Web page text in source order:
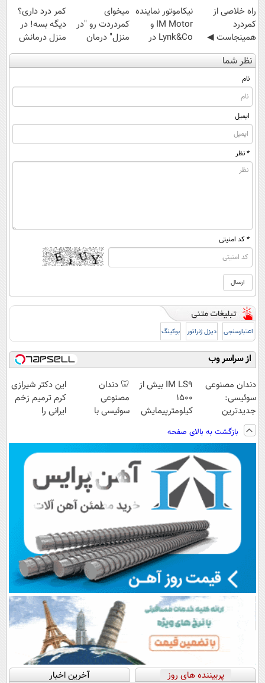
‌راه خلاصی از
کمردرد
همینجاست ◀
فقط کافیه فرم
رو پر کنی!
نیکاموتور نماینده
IM Motor و
Lynk&Co در
ایران
میخوای
کمردردت رو "در
منزل" درمان
کنی؟ (◂فیلم +
◂پرسش‌نامه)
کمر درد داری؟
دیگه بسه! در
منزل درمانش
کن
(◀پرسش‌نامه)
نظر شما
نام
ایمیل
* نظر
* کد امنیتی
اعتبارسنجی دیزل ژنراتور بوکینگ
از سراسر وب
دندان مصنوعی
سوئیسی:
جدیدترین
فناوری اروپا،
سبک و مقاوم |
پرداخت قسطی
IM LS9 بیش از
1500
کیلومترپیمایش
🦷 دندان
مصنوعی
سوئیسی با
پرداخت در 4
قسط |📍 تهران
این دکتر شیرازی
کرم ترمیم زخم
ایرانی را
بازگشت به بالای صفحه
پربیننده های روز آخرین اخبار